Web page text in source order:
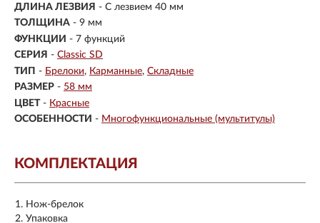
ДЛИНА ЛЕЗВИЯ - С лезвием 40 мм
ТОЛЩИНА - 9 мм
ФУНКЦИИ - 7 функций
СЕРИЯ - Classic SD
ТИП - Брелоки Карманные Складные
РАЗМЕР - 58 мм
ЦВЕТ - Красные
ОСОБЕННОСТИ - Многофункциональные (мультитулы)
КОМПЛЕКТАЦИЯ
Нож-брелок
Упаковка